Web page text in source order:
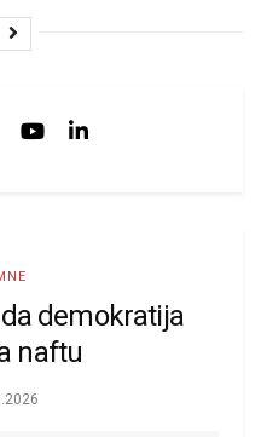
demokratija
naftu